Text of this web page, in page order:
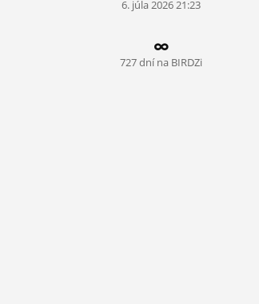
ROLETA
6. júla2026 21:23
727 dní na BIRDZi